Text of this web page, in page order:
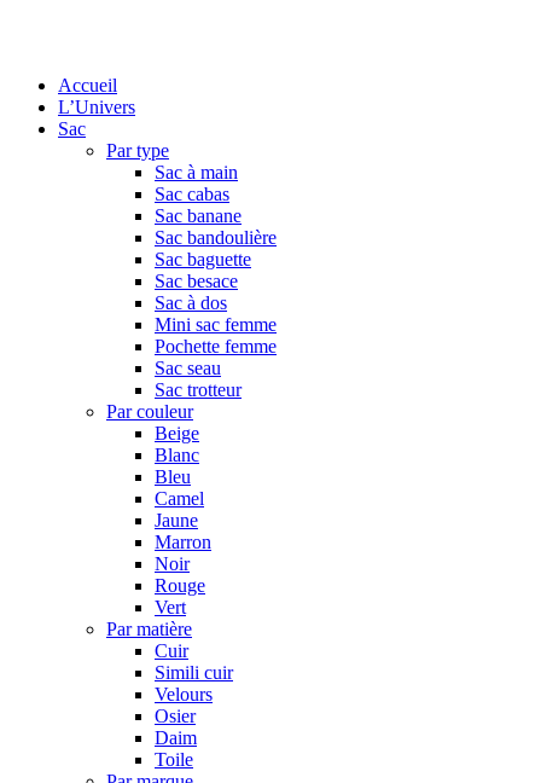
Accueil
L’Univers
Sac
Par type
Sac à main
Sac cabas
Sac banane
Sac bandoulière
Sac baguette
Sac besace
Sac à dos
Mini sac femme
Pochette femme
Sac seau
Sac trotteur
Par couleur
Beige
Blanc
Bleu
Camel
Jaune
Marron
Noir
Rouge
Vert
Par matière
Cuir
Simili cuir
Velours
Osier
Daim
Toile